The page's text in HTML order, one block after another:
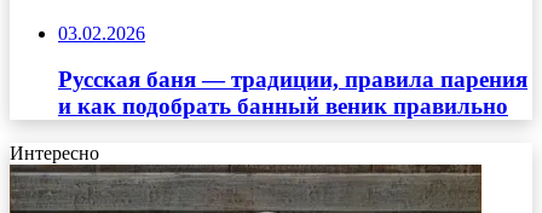
03.02.2026
Русская баня — традиции, правила парения
и как подобрать банный веник правильно
Интересно